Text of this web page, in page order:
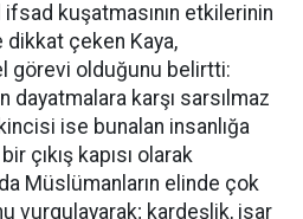
kuşatmasının etkilerinin
çeken Kaya,
görevi olduğunu belirtti:
dayatmalara karşı sarsılmaz
ise bunalan insanlığa
çıkış kapısı olarak
Müslümanların elinde çok
vurgulayarak; kardeşlik, isar